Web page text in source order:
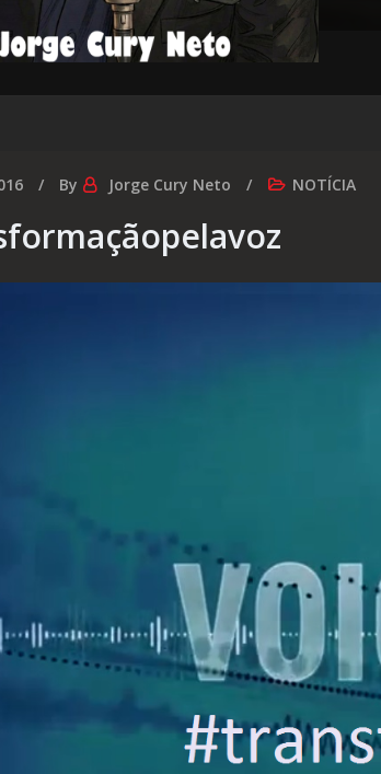
By Jorge Cury Neto NOTÍCIA